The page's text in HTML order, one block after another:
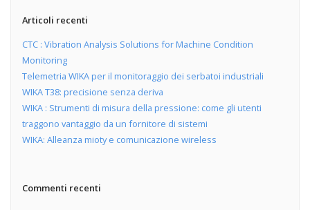
Articoli recenti
CTC : Vibration Analysis Solutions for Machine Condition
Monitoring
Telemetria WIKA per il monitoraggio dei serbatoi industriali
WIKA T38: precisione senza deriva
WIKA : Strumenti di misura della pressione: come gli utenti
traggono vantaggio da un fornitore di sistemi
WIKA: Alleanza mioty e comunicazione wireless
Commenti recenti